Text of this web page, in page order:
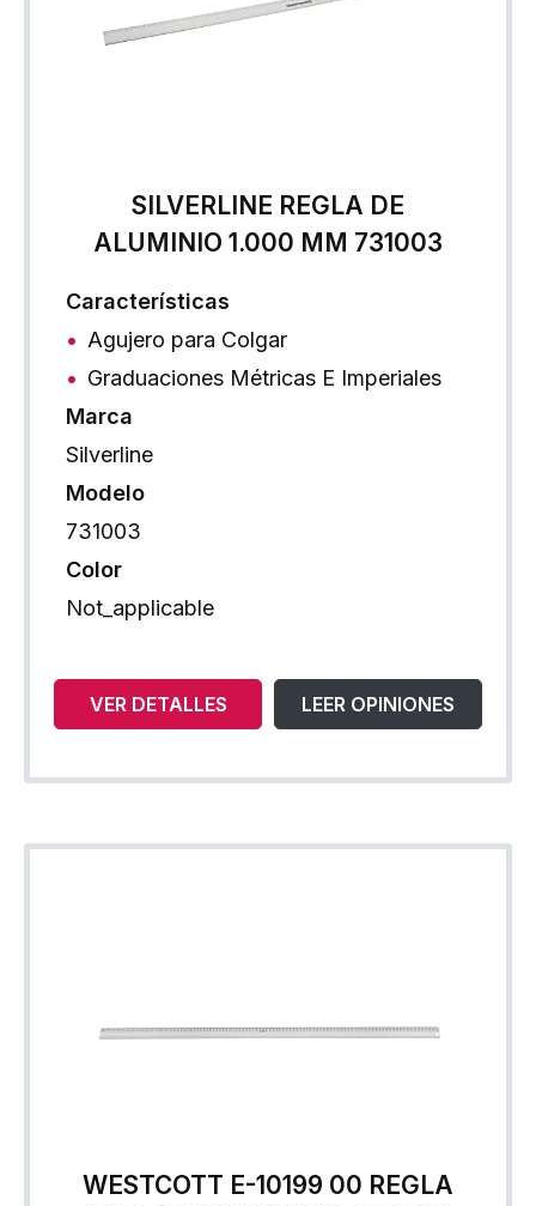
SILVERLINE REGLA DE
ALUMINIO 1.000 MM 731003
Características
Agujero para Colgar
Graduaciones Métricas E Imperiales
Marca
Silverline
Modelo
731003
Color
Not_applicable
VER DETALLES LEER OPINIONES
WESTCOTT E-10199 00 REGLA